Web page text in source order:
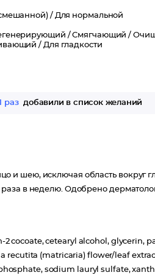
/ Для нормальной
/Смягчающий /
/ Для гладкости
раз добавили в список желаний
и шею, исключая область вокруг
раза в неделю. Одобрено
cocoate, cetearyl alcohol, glycerin,
(matricaria) flower/leaf
sodium lauryl sulfate,